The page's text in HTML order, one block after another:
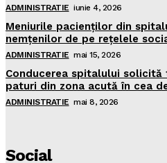
ADMINISTRATIE iunie 4, 2026
Meniurile pacienţilor din
nemţenilor de pe reţelele
ADMINISTRATIE mai 15, 2026
Conducerea spitalului solicită
paturi din zona acută în cea
ADMINISTRATIE mai 8, 2026
Social